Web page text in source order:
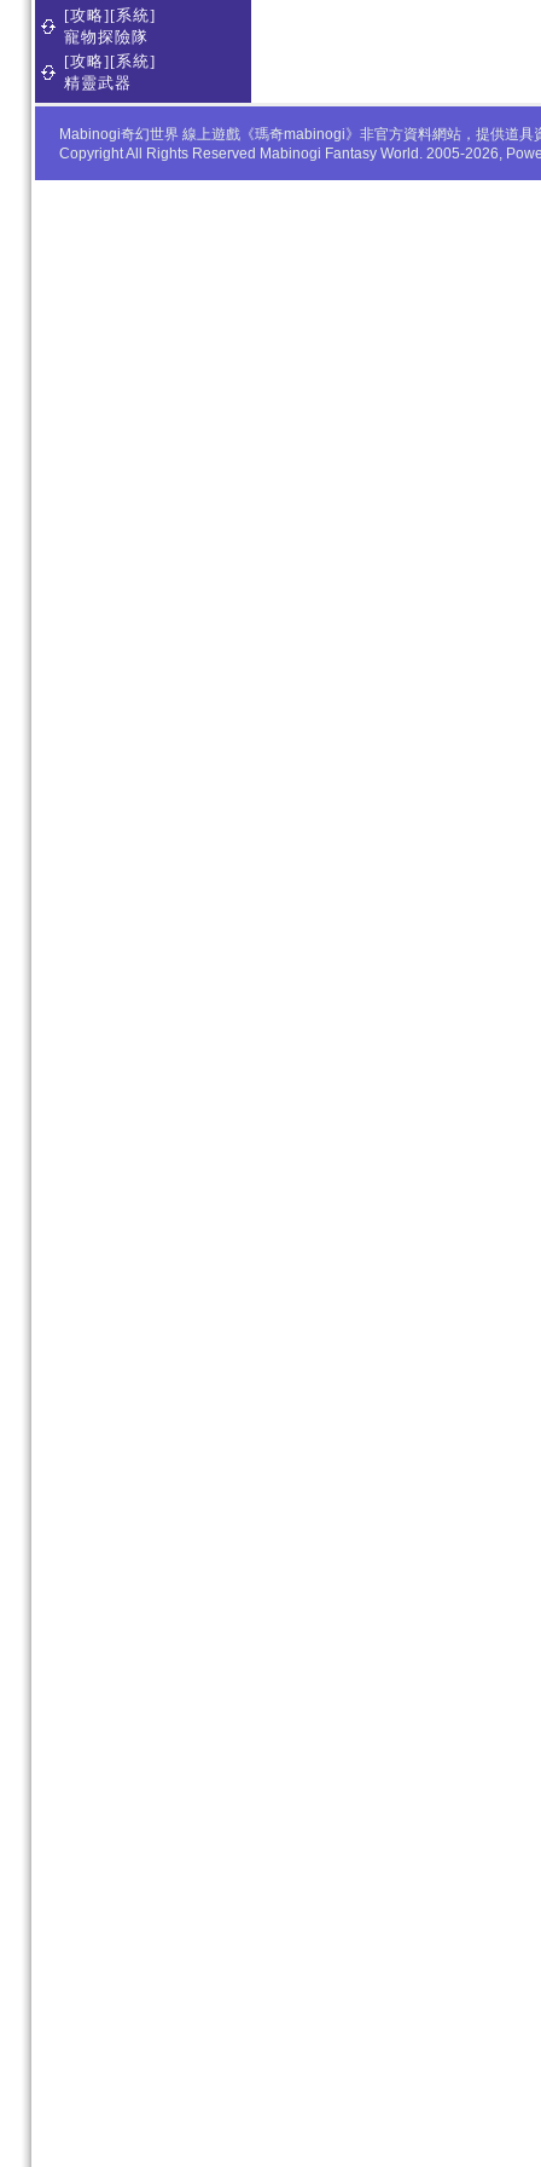
[攻略][系統]
寵物探險隊
[攻略][系統]
精靈武器
Mabinogi奇幻世界 線上遊戲《瑪奇mabinogi》非官方資料網站，提供道
Copyright All Rights Reserved Mabinogi Fantasy World. 2005-2026,